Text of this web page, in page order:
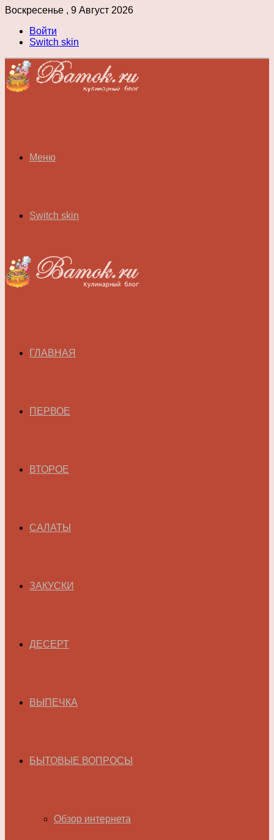
Воскресенье , 9 Август 2026
Войти
Switch skin
Меню
Switch skin
ГЛАВНАЯ
ПЕРВОЕ
ВТОРОЕ
САЛАТЫ
ЗАКУСКИ
ДЕСЕРТ
ВЫПЕЧКА
БЫТОВЫЕ ВОПРОСЫ
Обзор интернета